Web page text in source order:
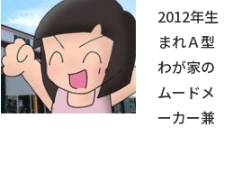
2012年生
まれＡ型
わが家の
ムードメ
ーカー兼